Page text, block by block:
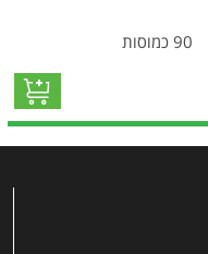
90 כמוסות